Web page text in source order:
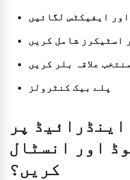
ایفیکٹس لگائیں
اسٹیکرز شامل کریں
منتخب علاقہ بلر کریں
پلے بیک کنٹرولز
اینڈرائیڈ پر InShot Pro APK
اور انسٹال
کریں؟